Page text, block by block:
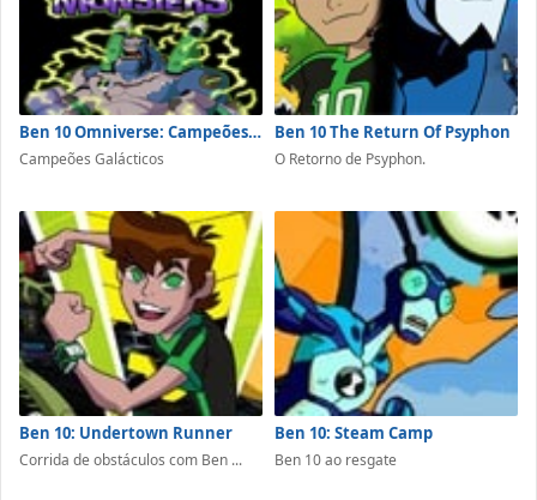
Ben 10 Omniverse: Campeões Galácticos
Campeões Galácticos
Ben 10 The Return Of Psyphon
O Retorno de Psyphon.
Ben 10: Undertown Runner
Corrida de obstáculos com Ben ...
Ben 10: Steam Camp
Ben 10 ao resgate